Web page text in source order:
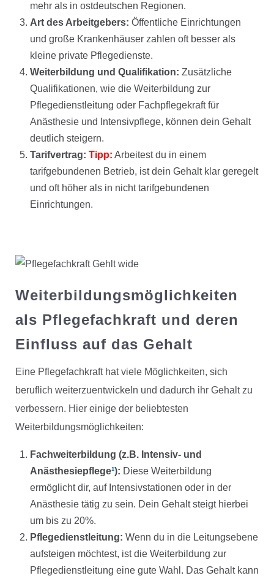
mehr als in ostdeutschen Regionen.
Art des Arbeitgebers: Öffentliche Einrichtungen
und große Krankenhäuser zahlen oft besser als
kleine private Pflegedienste.
Weiterbildung und Qualifikation: Zusätzliche
Qualifikationen, wie die Weiterbildung zur
Pflegedienstleitung oder Fachpflegekraft für
Anästhesie und Intensivpflege, können dein Gehalt
deutlich steigern.
Tarifvertrag: Tipp: Arbeitest du in einem
tarifgebundenen Betrieb, ist dein Gehalt klar geregelt
und oft höher als in nicht tarifgebundenen
Einrichtungen.
Weiterbildungsmöglichkeiten
als Pflegefachkraft und deren
Einfluss auf das Gehalt
Eine Pflegefachkraft hat viele Möglichkeiten, sich
beruflich weiterzuentwickeln und dadurch ihr Gehalt zu
verbessern. Hier einige der beliebtesten
Weiterbildungsmöglichkeiten:
Fachweiterbildung (z.B. Intensiv- und
Anästhesiepflege¹): Diese Weiterbildung
ermöglicht dir, auf Intensivstationen oder in der
Anästhesie tätig zu sein. Dein Gehalt steigt hierbei
um bis zu 20%.
Pflegedienstleitung: Wenn du in die Leitungsebene
aufsteigen möchtest, ist die Weiterbildung zur
Pflegedienstleitung eine gute Wahl. Das Gehalt kann